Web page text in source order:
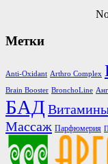
Метки
Anti-Oxidant Arthro Complex
Brain Booster BronchoLine
БАД
Массаж Парфюмерия